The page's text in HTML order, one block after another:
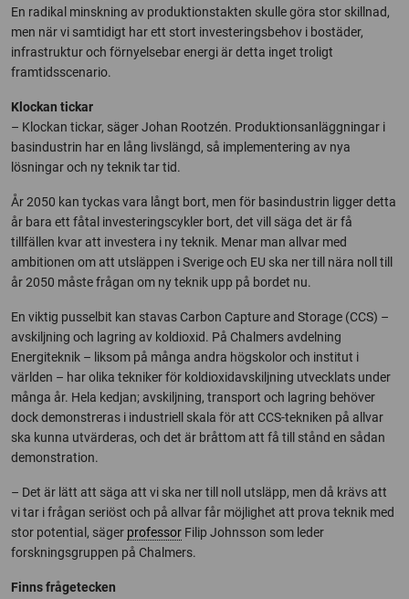
En radikal minskning av produktionstakten skulle göra stor skillnad,
men när vi samtidigt har ett stort investeringsbehov i bostäder,
infrastruktur och förnyelsebar energi är detta inget troligt
framtidsscenario.
Klockan tickar
– Klockan tickar, säger Johan Rootzén. Produktionsanläggningar i
basindustrin har en lång livslängd, så implementering av nya
lösningar och ny teknik tar tid.
År 2050 kan tyckas vara långt bort, men för basindustrin ligger detta
år bara ett fåtal investeringscykler bort, det vill säga det är få
tillfällen kvar att investera i ny teknik. Menar man allvar med
ambitionen om att utsläppen i Sverige och EU ska ner till nära noll till
år 2050 måste frågan om ny teknik upp på bordet nu.
En viktig pusselbit kan stavas Carbon Capture and Storage (CCS) –
avskiljning och lagring av koldioxid. På Chalmers avdelning
Energiteknik – liksom på många andra högskolor och institut i
världen – har olika tekniker för koldioxidavskiljning utvecklats under
många år. Hela kedjan; avskiljning, transport och lagring behöver
dock demonstreras i industriell skala för att CCS-tekniken på allvar
ska kunna utvärderas, och det är bråttom att få till stånd en sådan
demonstration.
– Det är lätt att säga att vi ska ner till noll utsläpp, men då krävs att
vi tar i frågan seriöst och på allvar får möjlighet att prova teknik med
stor potential, säger professor Filip Johnsson som leder
forskningsgruppen på Chalmers.
Finns frågetecken